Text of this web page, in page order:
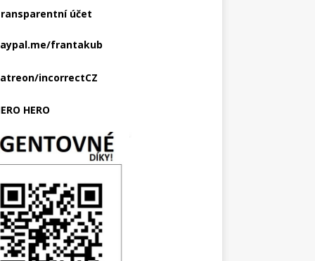
účet
frantakub
incorrectCZ
HERO